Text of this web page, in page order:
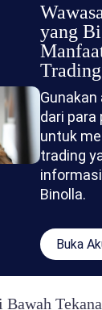
yang
dari para
untuk
trading
Binolla.
Buka